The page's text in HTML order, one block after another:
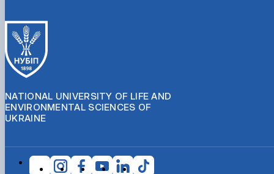
NATIONAL UNIVERSITY OF LIFE AND
ENVIRONMENTAL SCIENCES OF
UKRAINE